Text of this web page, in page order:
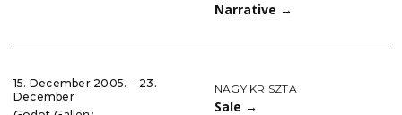
Narrative →
15. December 2005. ‒ 23.
December
NAGY KRISZTA
Sale →